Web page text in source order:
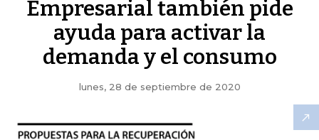
Empresarial también pide
ayuda para activar la
demanda y el consumo
lunes, 28 de septiembre de 2020